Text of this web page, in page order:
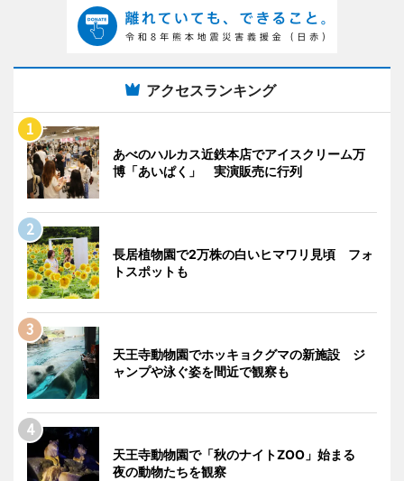
アクセスランキング
あべのハルカス近鉄本店でアイスクリーム万
博「あいぱく」 実演販売に行列
長居植物園で2万株の白いヒマワリ見頃 フォ
トスポットも
天王寺動物園でホッキョクグマの新施設 ジ
ャンプや泳ぐ姿を間近で観察も
天王寺動物園で「秋のナイトZOO」始まる
夜の動物たちを観察